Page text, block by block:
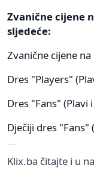
Zvanične cijene
sljedeće:
Zvanične cijene
Dres "Players"
Dres "Fans" (Plavi
Dječiji dres "Fans"
Klix.ba čitajte i u